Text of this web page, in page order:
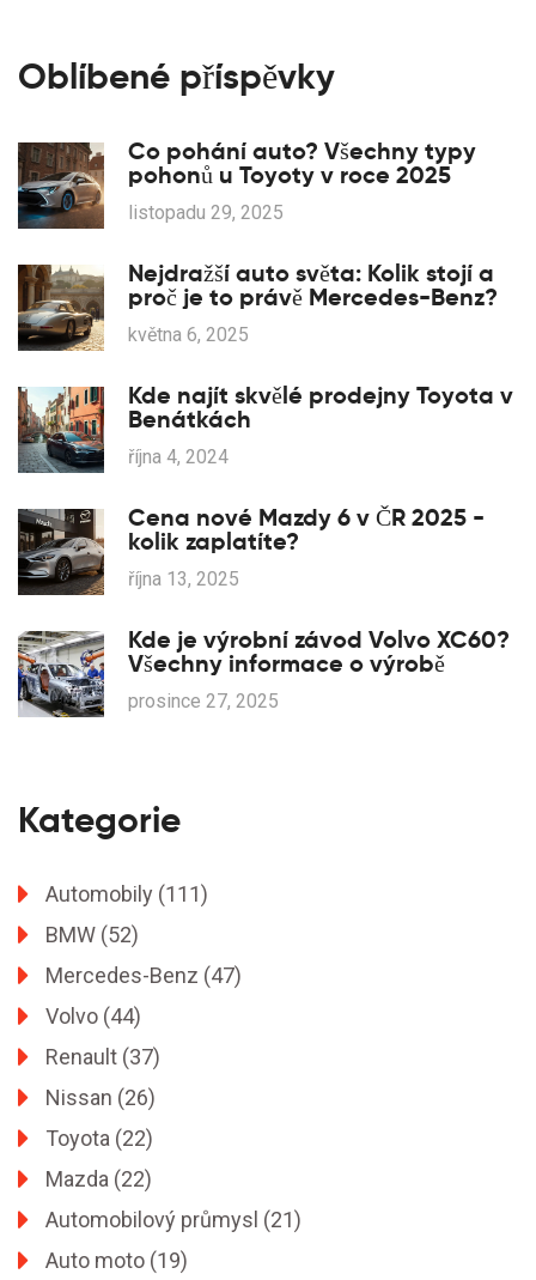
Oblíbené příspěvky
Co pohání auto? Všechny typy
pohonů u Toyoty v roce 2025
listopadu 29, 2025
Nejdražší auto světa: Kolik stojí a
proč je to právě Mercedes-Benz?
května 6, 2025
Kde najít skvělé prodejny Toyota v
Benátkách
října 4, 2024
Cena nové Mazdy 6 v ČR 2025 -
kolik zaplatíte?
října 13, 2025
Kde je výrobní závod Volvo XC60?
Všechny informace o výrobě
prosince 27, 2025
Kategorie
Automobily (111)
BMW (52)
Mercedes-Benz (47)
Volvo (44)
Renault (37)
Nissan (26)
Toyota (22)
Mazda (22)
Automobilový průmysl (21)
Auto moto (19)